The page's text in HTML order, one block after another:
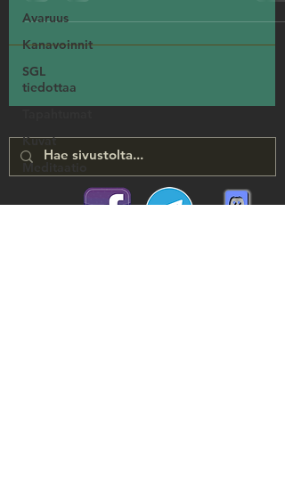
Avaruus
Kanavoinnit
SGL
tiedottaa
Kuvat
Meditaatio